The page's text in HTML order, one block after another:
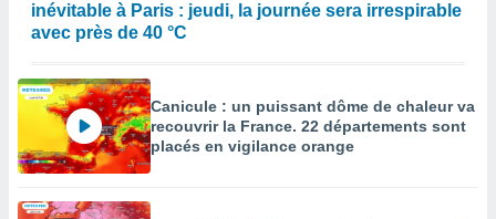
inévitable à Paris : jeudi, la journée sera irrespirable
avec près de 40 °C
Canicule : un puissant dôme de chaleur va
recouvrir la France. 22 départements sont
placés en vigilance orange